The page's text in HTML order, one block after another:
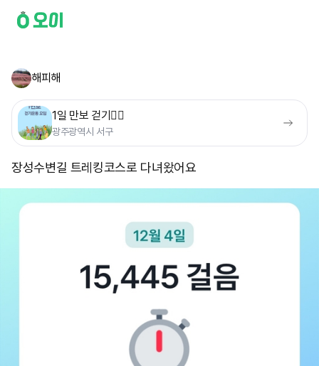
해피해
1일 만보 걷기🚶‍♀️
광주광역시 서구
장성수변길 트레킹코스로 다녀왔어요